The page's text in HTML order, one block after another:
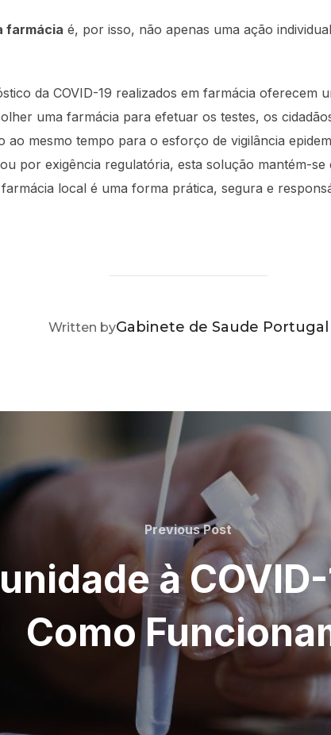
farmácia é, por isso, não apenas uma ação
da COVID-19 realizados em farmácia oferecem
uma farmácia para efetuar os testes, os
ao mesmo tempo para o esforço de vigilância
por exigência regulatória, esta solução mantém-
local é uma forma prática, segura e
POST AUTHOR
Written byGabinete de Saude Portugal
Previous
Post
Previous Post
à
Como